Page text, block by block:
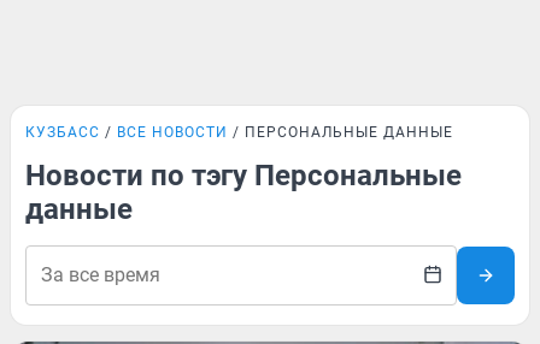
КУЗБАСС ВСЕ НОВОСТИ ПЕРСОНАЛЬНЫЕ ДАННЫЕ
Новости по тэгу Персональные
данные